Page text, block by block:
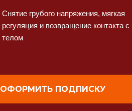
Снятие грубого напряжения, мягкая
регуляция и возвращение контакта с
телом
ОФОРМИТЬ ПОДПИСКУ